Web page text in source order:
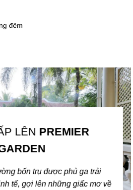
đêm
LÊN PREMIER
bốn trụ được phủ ga trải
tế, gợi lên những giấc mơ về